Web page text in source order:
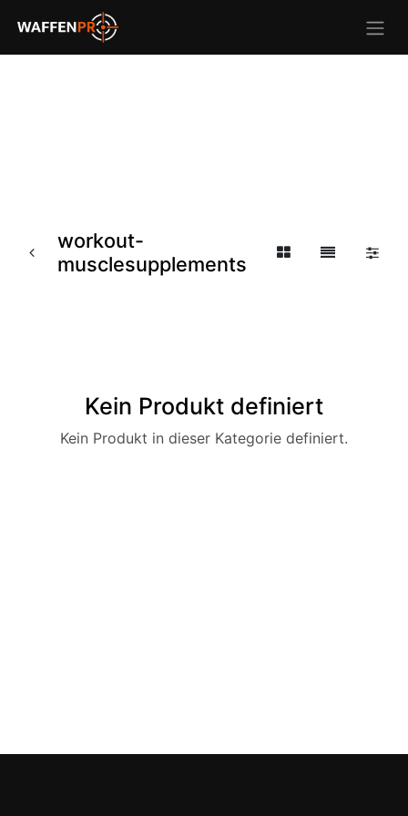
workout-
musclesupplements
Kein Produkt definiert
Kein Produkt in dieser Kategorie definiert.